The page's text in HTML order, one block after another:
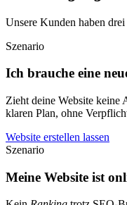
Unsere Kunden haben
Szenario
Ich brauche eine
Zieht deine Website keine
klaren Plan, ohne
Website erstellen lassen
Szenario
Meine Website ist